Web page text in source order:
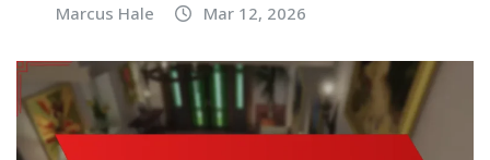
Marcus Hale Mar 12, 2026